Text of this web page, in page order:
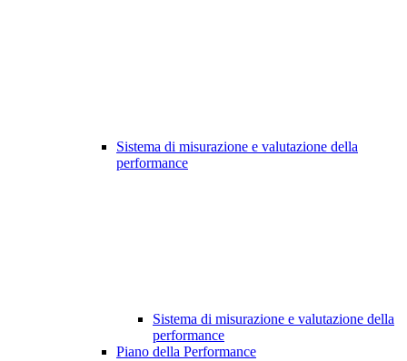
Sistema di misurazione e valutazione della
performance
Sistema di misurazione e valutazione della
performance
Piano della Performance